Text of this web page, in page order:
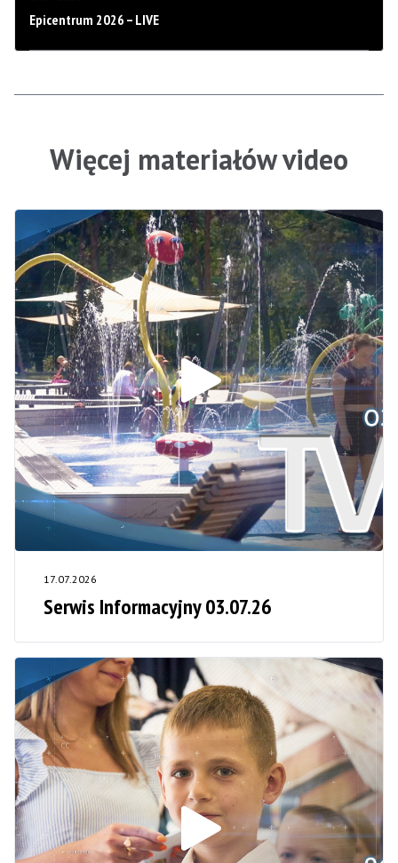
Epicentrum 2026 – LIVE
Więcej materiałów video
17.07.2026
Serwis Informacyjny 03.07.26